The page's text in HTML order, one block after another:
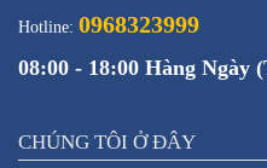
Hotline: 0968323999
08:00 - 18:00 Hàng Ngày
CHÚNG TÔI Ở ĐÂY